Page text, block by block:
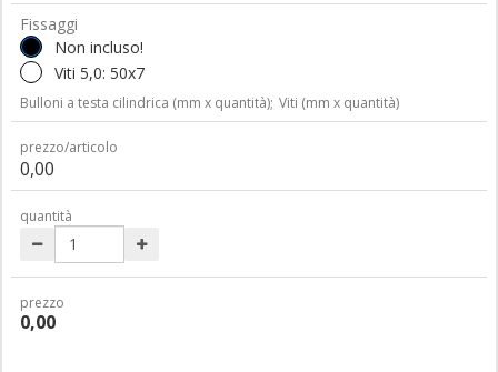
Fissaggi
Non incluso!
Viti 5,0: 50x7
Bulloni a testa cilindrica (mm x quantità); Viti (mm x quantità)
prezzo/articolo
0,00
quantità
prezzo
0,00